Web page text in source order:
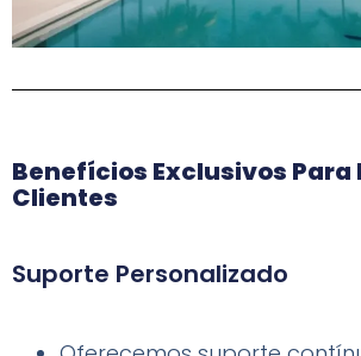
Benefícios Exclusivos Para
Clientes
Suporte Personalizado